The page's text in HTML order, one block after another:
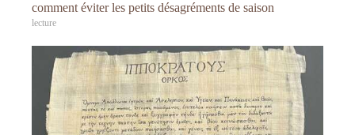
comment éviter les petits désagréments de saison
lecture